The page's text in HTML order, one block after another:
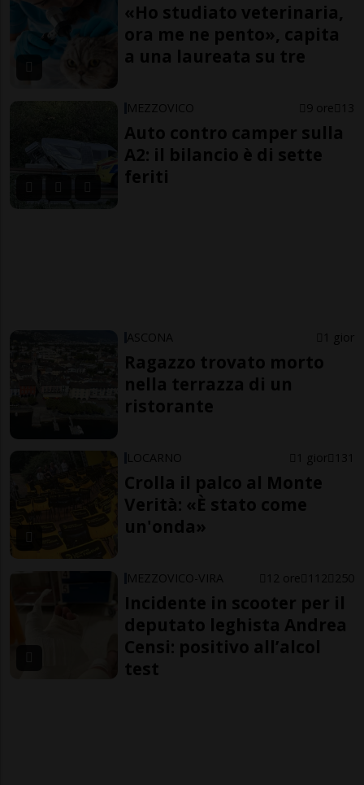
«Ho studiato veterinaria,
ora me ne pento», capita
a una laureata su tre
MEZZOVICO 9 ore 13
Auto contro camper sulla
A2: il bilancio è di sette
feriti
ASCONA 1 gior
Ragazzo trovato morto
nella terrazza di un
ristorante
LOCARNO 1 gior 131
Crolla il palco al Monte
Verità: «È stato come
un'onda»
MEZZOVICO-VIRA 12 ore 112 250
Incidente in scooter per il
deputato leghista Andrea
Censi: positivo all’alcol
test